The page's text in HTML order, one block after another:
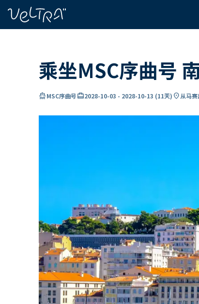
乘坐MSC序曲号
directions_boatMSC序曲号card_travel2028-10-03 - 2028-10-13 (11天) location_on从马